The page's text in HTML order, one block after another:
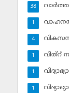
38
1
4
വിത്‌റ്
1
1
1